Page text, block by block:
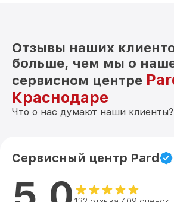
Отзывы наших
больше, чем мы о
сервисном центре
Краснодаре
Что о нас думают наши клиенты?
Сервисный центр Pard